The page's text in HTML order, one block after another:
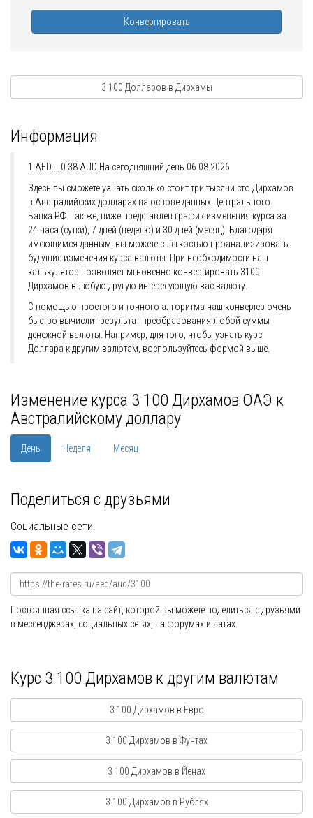
Конвертировать
3 100 Долларов в Дирхамы
Информация
1 AED = 0.38 AUD На сегодняшний день 06.08.2026
Здесь вы сможете узнать сколько стоит три тысячи сто Дирхамов
в Австралийских долларах на основе данных Центрального
Банка РФ. Так же, ниже представлен график изменения курса за
24 часа (сутки), 7 дней (неделю) и 30 дней (месяц). Благодаря
имеющимся данным, вы можете с легкостью проанализировать
будущие изменения курса валюты. При необходимости наш
калькулятор позволяет мгновенно конвертировать 3100
Дирхамов в любую другую интересующую вас валюту.
С помощью простого и точного алгоритма наш конвертер очень
быстро вычислит результат преобразования любой суммы
денежной валюты. Например, для того, чтобы узнать курс
Доллара к другим валютам, воспользуйтесь формой выше.
Изменение курса 3 100 Дирхамов ОАЭ к
Австралийскому доллару
День Неделя Месяц
Поделиться с друзьями
Социальные сети:
Постоянная ссылка на сайт, которой вы можете поделиться с друзьями
в мессенджерах, социальных сетях, на форумах и чатах.
Курс 3 100 Дирхамов к другим валютам
3 100 Дирхамов в Евро
3 100 Дирхамов в Фунтах
3 100 Дирхамов в Йенах
3 100 Дирхамов в Рублях